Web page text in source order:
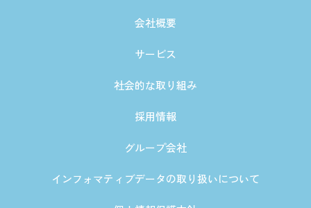
会社概要
サービス
社会的な取り組み
採用情報
グループ会社
インフォマティブデータの取り扱いについて